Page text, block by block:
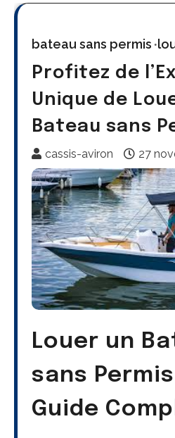
bateau sans permis
Profitez de
Unique de
Bateau sans
cassis-aviron 27
Louer un
sans
Guide